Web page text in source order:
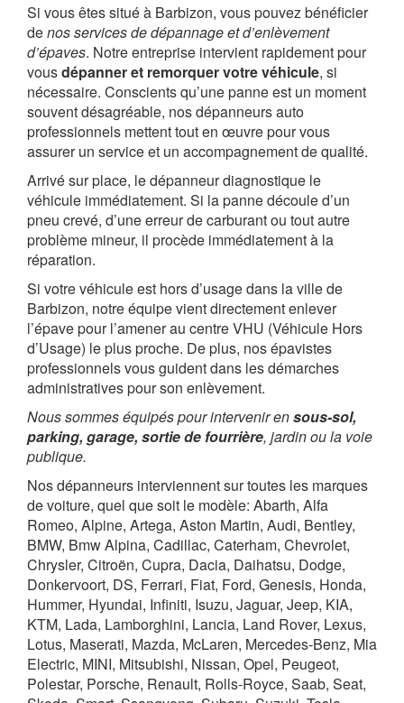
Si vous êtes situé à Barbizon, vous pouvez bénéficier
denos services de dépannage et d’enlèvement
d’épaves. Notre entreprise intervient rapidement pour
vousdépanner et remorquer votre véhicule, si
nécessaire. Conscients qu’une panne est un moment
souvent désagréable, nos dépanneurs auto
professionnels mettent tout en œuvre pour vous
assurer un service et un accompagnement de qualité.
Arrivé sur place, le dépanneur diagnostique le
véhicule immédiatement. Si la panne découle d’un
pneu crevé, d’une erreur de carburant ou tout autre
problème mineur, il procède immédiatement à la
réparation.
Si votre véhicule est hors d’usage dans la ville de
Barbizon, notre équipe vient directement enlever
l’épave pour l’amener au centre VHU (Véhicule Hors
d’Usage) le plus proche. De plus, nos épavistes
professionnels vous guident dans les démarches
administratives pour son enlèvement.
Nous sommes équipés pour intervenir ensous-sol,
parking, garage, sortie de fourrière, jardin ou la voie
publique.
Nos dépanneurs interviennent sur toutes les marques
de voiture, quel que soit le modèle: Abarth, Alfa
Romeo, Alpine, Artega, Aston Martin, Audi, Bentley,
BMW, Bmw Alpina, Cadillac, Caterham, Chevrolet,
Chrysler, Citroën, Cupra, Dacia, Daihatsu, Dodge,
Donkervoort, DS, Ferrari, Fiat, Ford, Genesis, Honda,
Hummer, Hyundai, Infiniti, Isuzu, Jaguar, Jeep, KIA,
KTM, Lada, Lamborghini, Lancia, Land Rover, Lexus,
Lotus, Maserati, Mazda, McLaren, Mercedes-Benz, Mia
Electric, MINI, Mitsubishi, Nissan, Opel, Peugeot,
Polestar, Porsche, Renault, Rolls-Royce, Saab, Seat,